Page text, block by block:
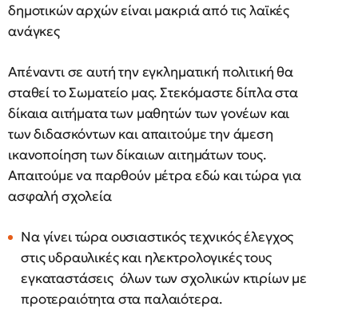
δημοτικών αρχών είναι μακριά από τις λαϊκές
ανάγκες
Απέναντι σε αυτή την εγκληματική πολιτική θα
σταθεί το Σωματείο μας. Στεκόμαστε δίπλα στα
δίκαια αιτήματα των μαθητών των γονέων και
των διδασκόντων και απαιτούμε την άμεση
ικανοποίηση των δίκαιων αιτημάτων τους.
Απαιτούμε να παρθούν μέτρα εδώ και τώρα για
ασφαλή σχολεία
Να γίνει τώρα ουσιαστικός τεχνικός έλεγχος
στις υδραυλικές και ηλεκτρολογικές τους
εγκαταστάσεις όλων των σχολικών κτιρίων με
προτεραιότητα στα παλαιότερα.